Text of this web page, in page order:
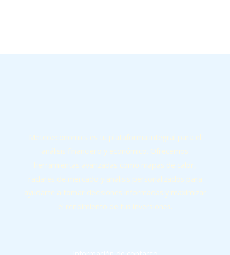
Meteoeconomics es tu plataforma integral para el
análisis financiero y económico. Ofrecemos
herramientas avanzadas como mapas de calor,
radares de mercado y análisis personalizados para
ayudarte a tomar decisiones informadas y maximizar
el rendimiento de tus inversiones.